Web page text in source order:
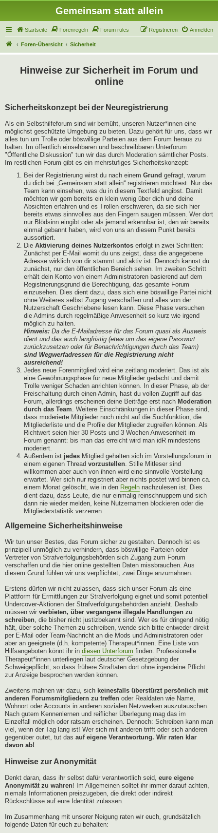
Gemeinsam statt allein
Startseite Forenregeln Forum rules Anmelden
Registrieren
Foren-Übersicht Sicherheit
Hinweise zur Sicherheit im Forum und
online
Sicherheitskonzept bei der Neuregistrierung
Als ein Selbsthilfeforum sind wir bemüht, unseren Nutzer*innen eine
möglichst geschützte Umgebung zu bieten. Dazu gehört für uns, dass wir
alles tun um Trolle oder böswillige Parteien aus dem Forum heraus zu
halten. Im öffentlich einsehbaren und beschreibbaren Unterforum
"Öffentliche Diskussion" tun wir das durch Moderation sämtlicher Posts.
Im restlichen Forum gibt es ein mehrstufiges Sicherheitskonzept:
Bei der Registrierung wirst du nach einem Grund gefragt, warum
du dich bei „Gemeinsam statt allein“ registrieren möchtest. Nur das
Team kann einsehen, was du in diesem Textfeld angibst. Damit
möchten wir gern bereits ein klein wenig über dich und deine
Absichten erfahren und es Trollen erschweren, da sie sich hier
bereits etwas sinnvolles aus den Fingern saugen müssen. Wer dort
nur Blödsinn eingibt oder als jemand erkennbar ist, den wir bereits
einmal gebannt haben, wird von uns an diesem Punkt bereits
aussortiert.
Die Aktivierung deines Nutzerkontos erfolgt in zwei Schritten:
Zunächst per E-Mail womit du uns zeigst, dass die angegebene
Adresse wirklich von dir stammt und aktiv ist. Dennoch kannst du
zunächst, nur den öffentlichen Bereich sehen. Im zweiten Schritt
erhält dein Konto von einem Administratoren basierend auf dem
Registrierungsgrund die Berechtigung, das gesamte Forum
einzusehen. Dies dient dazu, dass sich eine böswillige Partei nicht
ohne Weiteres selbst Zugang verschaffen und alles von der
Nutzerschaft Geschriebene lesen kann. Diese Phase versuchen
die Admins durch regelmäßige Anwesenheit so kurz wie irgend
möglich zu halten.
Hinweis: Da die E-Mailadresse für das Forum quasi als Ausweis
dient und das auch langfristig (etwa um das eigene Passwort
zurückzusetzen oder für Benachrichtigungen durch das Team)
sind Wegwerfadressen für die Registrierung nicht
ausreichend!
Jedes neue Forenmitglied wird eine zeitlang moderiert. Das ist als
eine Gewöhnungsphase für neue Mitglieder gedacht und damit
Trolle weniger Schaden anrichten können. In dieser Phase, ab der
Freischaltung durch einen Admin, hast du vollen Zugriff auf das
Forum, allerdings erscheinen deine Beiträge erst nach Moderation
durch das Team. Weitere Einschränkungen in dieser Phase sind,
dass moderierte Mitglieder noch nicht auf die Suchfunktion, die
Mitgliederliste und die Profile der Mitglieder zugreifen können. Als
Richtwert seien hier 30 Posts und 3 Wochen Anwesenheit im
Forum genannt: bis man das erreicht wird man idR mindestens
moderiert.
Außerdem ist jedes Mitglied gehalten sich im Vorstellungsforum in
einem eigenen Thread vorzustellen. Stille Mitleser sind
willkommen aber auch von ihnen wird eine sinnvolle Vorstellung
erwartet. Wer sich nur registriert aber nichts postet wird binnen ca.
einem Monat gelöscht, wie in den Regeln nachzulesen ist. Dies
dient dazu, dass Leute, die nur einmalig reinschnuppern und sich
dann nie wieder melden, keine Nutzernamen blockieren oder die
Mitgliederstatistik verzerren.
Allgemeine Sicherheitshinweise
Wir tun unser Bestes, das Forum sicher zu gestalten. Dennoch ist es
prinzipiell unmöglich zu verhindern, dass böswillige Parteien oder
Vertreter von Strafverfolgungsbehörden sich Zugang zum Forum
verschaffen und die hier online gestellten Daten missbrauchen. Aus
diesem Grund fühlen wir uns verpflichtet, zwei Dinge anzumahnen:
Erstens dürfen wir nicht zulassen, dass sich unser Forum als eine
Plattform für Ermittlungen zur Strafverfolgung eignet und somit potentiell
Undercover-Aktionen der Strafverfolgungsbehörden anzieht. Deshalb
müssen wir verbieten, über vergangene illegale Handlungen zu
schreiben, die bisher nicht justizbekannt sind. Wer es für dringend nötig
hält, über solche Themen zu schreiben, wende sich bitte entweder direkt
per E-Mail oder Team-Nachricht an die Mods und Administratoren oder
aber an geeignete (d.h. kompetente) Therapeut*innen. Eine Liste von
Hilfsangeboten könnt ihr in diesen Unterforum finden. Professionelle
Therapeut*innen unterliegen laut deutscher Gesetzgebung der
Schweigepflicht, so dass frühere Straftaten dort ohne irgendeine Pflicht
zur Anzeige besprochen werden können.
Zweitens mahnen wir dazu, sich keinesfalls überstürzt persönlich mit
anderen Forumsmitgliedern zu treffen oder Realdaten wie Name,
Wohnort oder Accounts in anderen sozialen Netzwerken auszutauschen.
Nach gutem Kennenlernen und reiflicher Überlegung mag das im
Einzelfall möglich oder ratsam erscheinen. Dennoch: Schreiben kann man
viel, wenn der Tag lang ist! Wer sich mit anderen trifft oder sich anderen
gegenüber outet, tut das auf eigene Verantwortung. Wir raten klar
davon ab!
Hinweise zur Anonymität
Denkt daran, dass ihr selbst dafür verantwortlich seid, eure eigene
Anonymität zu wahren! Im Allgemeinen solltet ihr immer darauf achten,
niemals Informationen preiszugeben, die direkt oder indirekt
Rückschlüsse auf eure Identität zulassen.
Im Zusammenhang mit unserer Neigung raten wir euch, grundsätzlich
folgende Daten für euch zu behalten: